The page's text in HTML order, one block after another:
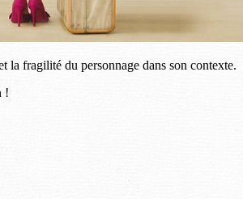
la fragilité du personnage dans son contexte.
!